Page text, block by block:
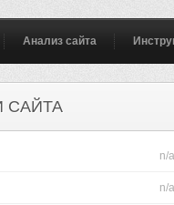
Анализ сайта
САЙТА
n/a
n/a